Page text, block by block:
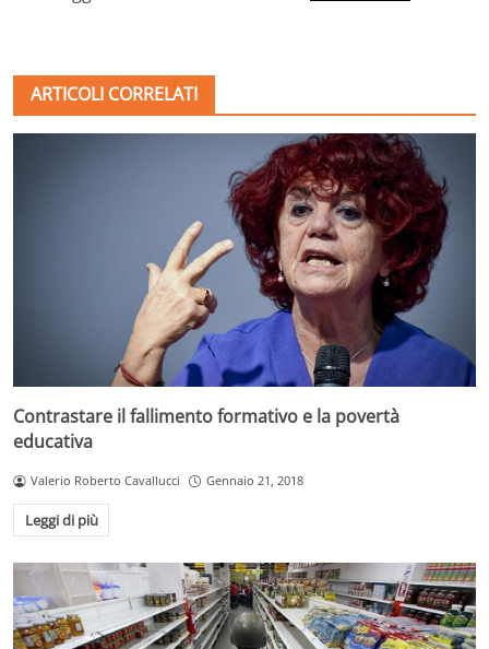
ARTICOLI CORRELATI
Contrastare il fallimento formativo e la povertà
educativa
Valerio Roberto Cavallucci Gennaio 21, 2018
Leggi di più